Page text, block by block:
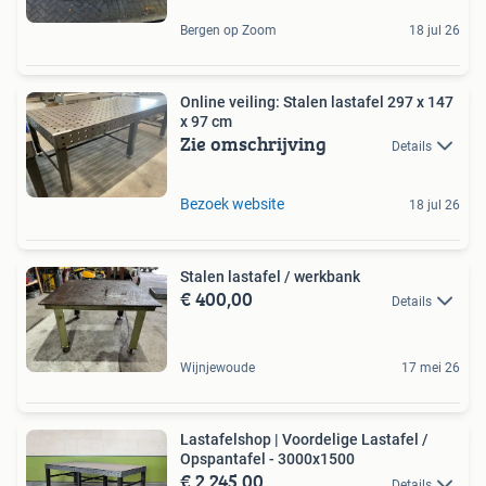
Bergen op Zoom 18 jul 26
Online veiling: Stalen lastafel 297 x 147
x 97 cm
Zie omschrijving Details
Bezoek website 18 jul 26
Stalen lastafel / werkbank
€ 400,00 Details
Wijnjewoude 17 mei 26
Lastafelshop | Voordelige Lastafel /
Opspantafel - 3000x1500